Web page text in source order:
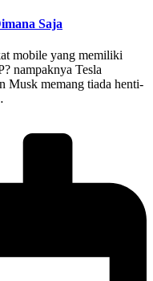
Saja
mobile yang memiliki
nampaknya Tesla
Musk memang tiada henti-